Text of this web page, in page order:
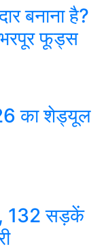
बनाना है?
भरपूर फूड्स
का शेड्यूल
132 सड़कें